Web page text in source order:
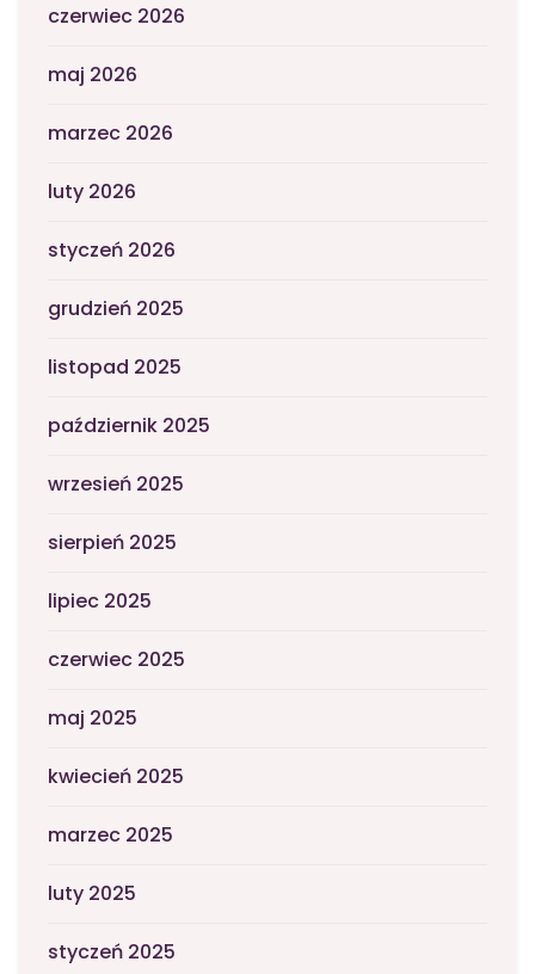
czerwiec 2026
maj 2026
marzec 2026
luty 2026
styczeń 2026
grudzień 2025
listopad 2025
październik 2025
wrzesień 2025
sierpień 2025
lipiec 2025
czerwiec 2025
maj 2025
kwiecień 2025
marzec 2025
luty 2025
styczeń 2025